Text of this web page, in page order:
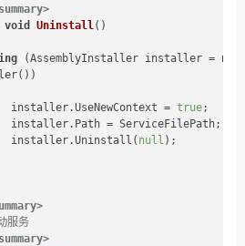
void Uninstall ()
(AssemblyInstaller installer = new
                installer.UseNewContext =
true;
                installer.Path = ServiceFilePath;
                installer.Uninstall(
null );
服务